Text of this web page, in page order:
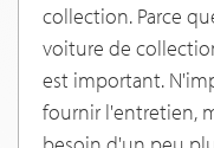
collection. Parce
voiture de
est important.
fournir l'entretien,